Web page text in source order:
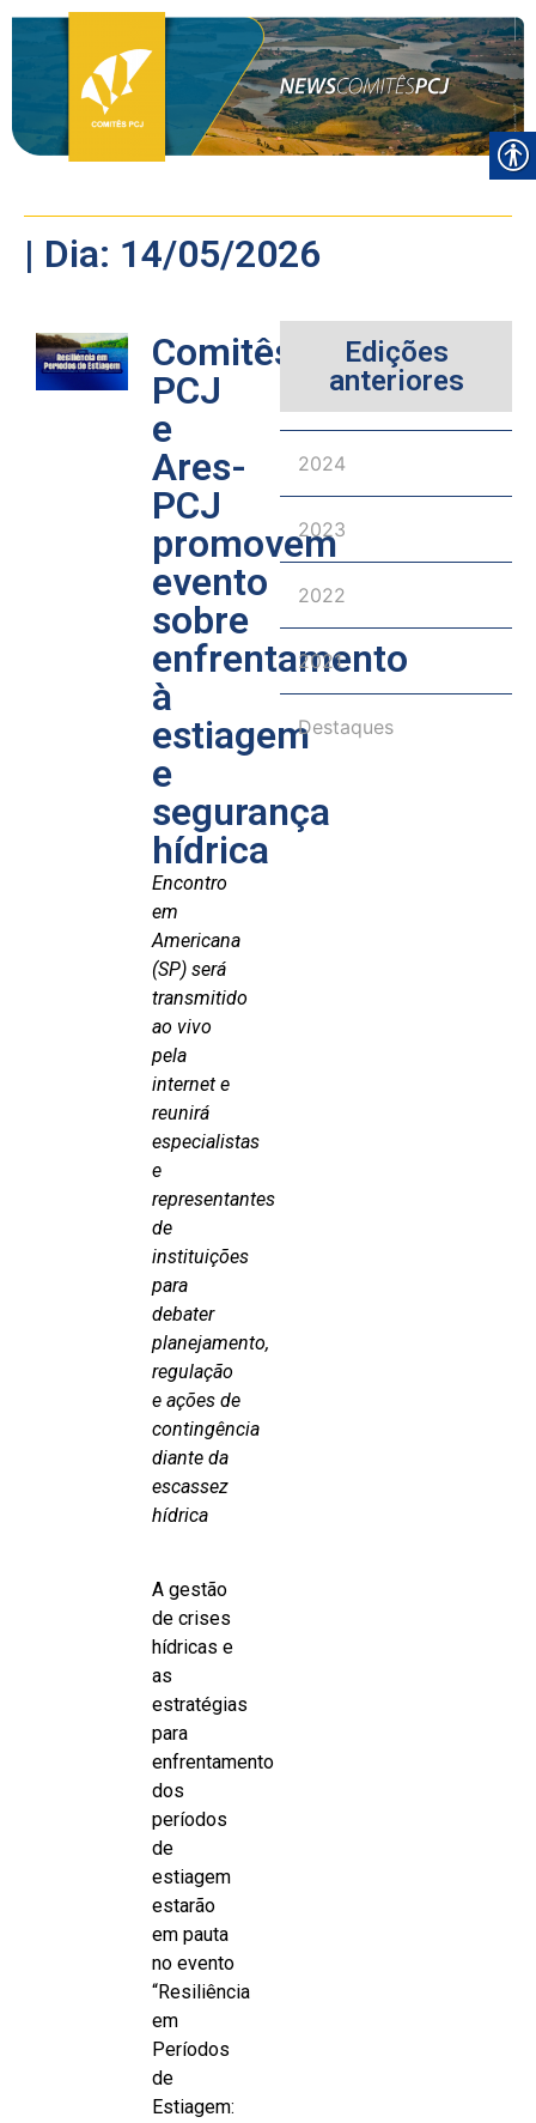
| Dia: 14/05/2026
Comitês
PCJ
e
Ares-
PCJ
promovem
evento
sobre
enfrentamento
à
estiagem
e
segurança
hídrica
Encontro
em
Americana
(SP) será
transmitido
ao vivo
pela
internet e
reunirá
especialistas
e
representantes
de
instituições
para
debater
planejamento,
regulação
e ações de
contingência
diante da
escassez
hídrica
A gestão
de crises
hídricas e
as
estratégias
para
enfrentamento
dos
períodos
de
estiagem
estarão
em pauta
no evento
“Resiliência
em
Períodos
de
Estiagem:
Edições
anteriores
2024
2023
2022
2021
Destaques